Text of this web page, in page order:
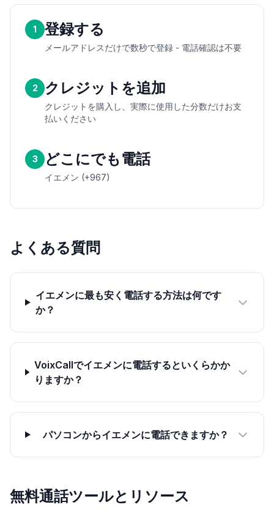
1 登録する
メールアドレスだけで数秒で登録 - 電話確認は不要
2 クレジットを追加
クレジットを購入し、実際に使用した分数だけお支
払いください
3 どこにでも電話
イエメン (+967)
よくある質問
イエメンに最も安く電話する方法は何です
か？
VoixCallでイエメンに電話するといくらかか
りますか？
パソコンからイエメンに電話できますか？
無料通話ツールとリソース